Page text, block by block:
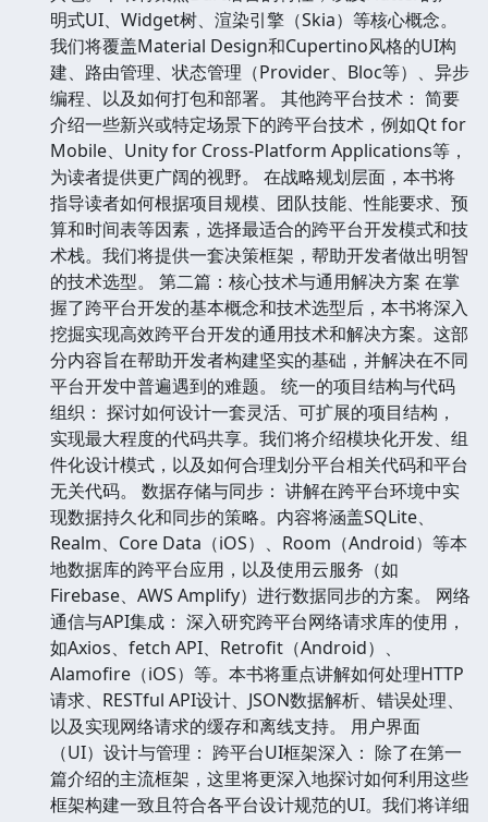
明式UI、Widget树、渲染引擎（Skia）等核心概念。
我们将覆盖Material Design和Cupertino风格的UI构
建、路由管理、状态管理（Provider、Bloc等）、异步
编程、以及如何打包和部署。 其他跨平台技术： 简要
介绍一些新兴或特定场景下的跨平台技术，例如Qt for
Mobile、Unity for Cross-Platform Applications等，
为读者提供更广阔的视野。 在战略规划层面，本书将
指导读者如何根据项目规模、团队技能、性能要求、预
算和时间表等因素，选择最适合的跨平台开发模式和技
术栈。我们将提供一套决策框架，帮助开发者做出明智
的技术选型。 第二篇：核心技术与通用解决方案 在掌
握了跨平台开发的基本概念和技术选型后，本书将深入
挖掘实现高效跨平台开发的通用技术和解决方案。这部
分内容旨在帮助开发者构建坚实的基础，并解决在不同
平台开发中普遍遇到的难题。 统一的项目结构与代码
组织： 探讨如何设计一套灵活、可扩展的项目结构，
实现最大程度的代码共享。我们将介绍模块化开发、组
件化设计模式，以及如何合理划分平台相关代码和平台
无关代码。 数据存储与同步： 讲解在跨平台环境中实
现数据持久化和同步的策略。内容将涵盖SQLite、
Realm、Core Data（iOS）、Room（Android）等本
地数据库的跨平台应用，以及使用云服务（如
Firebase、AWS Amplify）进行数据同步的方案。 网络
通信与API集成： 深入研究跨平台网络请求库的使用，
如Axios、fetch API、Retrofit（Android）、
Alamofire（iOS）等。本书将重点讲解如何处理HTTP
请求、RESTful API设计、JSON数据解析、错误处理、
以及实现网络请求的缓存和离线支持。 用户界面
（UI）设计与管理： 跨平台UI框架深入： 除了在第一
篇介绍的主流框架，这里将更深入地探讨如何利用这些
框架构建一致且符合各平台设计规范的UI。我们将详细